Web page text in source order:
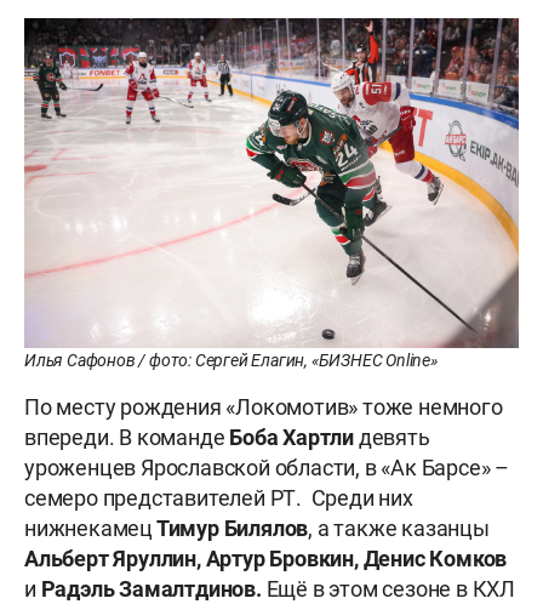
Илья Сафонов / фото: Сергей Елагин, «БИЗНЕС Online»
По месту рождения «Локомотив» тоже немного
впереди. В команде Боба Хартлидевять
уроженцев Ярославской области, в «Ак Барсе» –
семеро представителей РТ. Среди них
нижнекамецТимур Билялов, а также казанцы
Альберт Яруллин, Артур Бровкин, Денис Комков
и Радэль Замалтдинов. Ещё в этом сезоне в КХЛ